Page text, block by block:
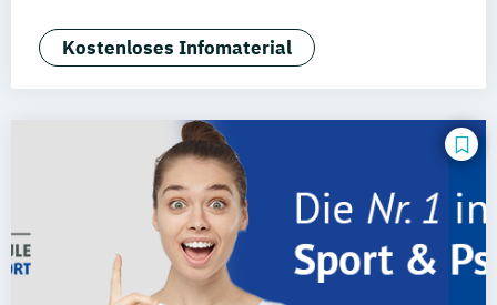
Studienzentrum Ellwangen
Studienzentrum Frankfurt
Studienzentrum Freiburg
Studienzentrum Fürth
Studienzentrum Haarlem
Studienzentrum Hamburg
Studienzentrum Hamm
Studienzentrum Hannover
Studienzentrum Kitzbühel
Kostenloses Infomaterial